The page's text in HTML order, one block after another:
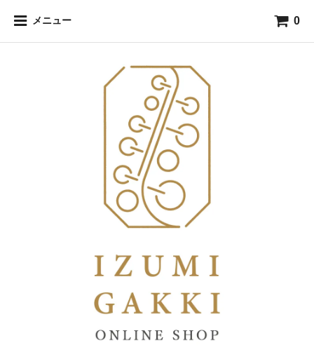
メニュー 0